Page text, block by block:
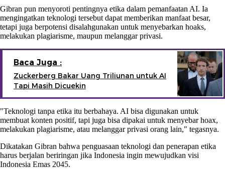
Gibran pun menyoroti pentingnya etika dalam pemanfaatan AI. Ia
mengingatkan teknologi tersebut dapat memberikan manfaat besar,
tetapi juga berpotensi disalahgunakan untuk menyebarkan hoaks,
melakukan plagiarisme, maupun melanggar privasi.
Baca Juga :
Zuckerberg Bakar Uang Triliunan untuk AI
Tapi Masih Dicuekin
"Teknologi tanpa etika itu berbahaya. AI bisa digunakan untuk
membuat konten positif, tapi juga bisa dipakai untuk menyebar hoax,
melakukan plagiarisme, atau melanggar privasi orang lain," tegasnya.
Dikatakan Gibran bahwa penguasaan teknologi dan penerapan etika
harus berjalan beriringan jika Indonesia ingin mewujudkan visi
Indonesia Emas 2045.